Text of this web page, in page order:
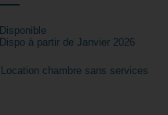
Disponible
Dispo à partir de Janvier 2026
Location chambre sans services